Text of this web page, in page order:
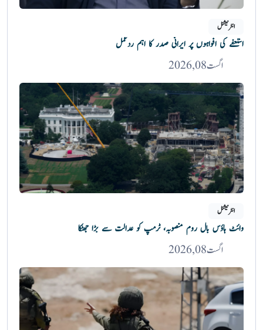
انٹرنیشنل
استعفے کی افواہوں پر ایرانی صدر کا اہم ردعمل
اگست 08, 2026
انٹرنیشنل
وائٹ ہاؤس بال روم منصوبہ، ٹرمپ کو عدالت سے بڑا جھٹکا
اگست 08, 2026